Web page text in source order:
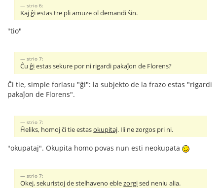
strio 6:
Kajĝiestas tre pli amuze ol demandi ŝin.
"tio"
strio 7:
Ĉuĝiestas sekure por ni rigardi pakaĵon de Florens?
Ĉi tie, simple forlasu "ĝi": la subjekto de la frazo estas "rigardi
pakaĵon de Florens".
strio 7:
Ĥeliks, homoj ĉi tie estasokupitaj. Ili ne zorgos pri ni.
"okupataj". Okupita homo povas nun esti neokupata
strio 7:
Okej, sekuristoj de stelhaveno eblezorgised neniu alia.